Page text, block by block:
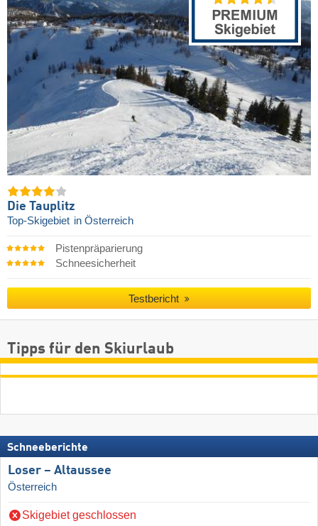
Die Tauplitz
Top-Skigebiet in Österreich
Pistenpräparierung
Schneesicherheit
Testbericht
Tipps für den Skiurlaub
Schneeberichte
Loser – Altaussee
Österreich
Skigebiet geschlossen